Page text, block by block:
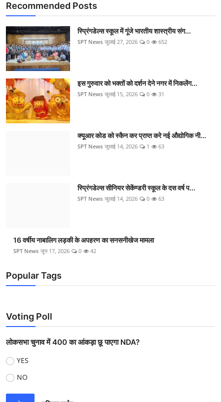
Recommended Posts
स्प्रिंगडेल्स स्कूल में गूंजे भारतीय शास्त्रीय संग...
SPT News जुलाई 27, 2026 0 652
इस गुरुवार को भक्तों को दर्शन देने नगर में निकलेंग...
SPT News जुलाई 15, 2026 0 31
क्यूआर कोड को स्कैन कर प्राप्त करे नई औद्योगिक नी...
SPT News जुलाई 14, 2026 1 63
स्प्रिंगडेल्स सीनियर सेकेंण्डरी स्कूल के दस वर्ष प...
SPT News जुलाई 14, 2026 0 63
16 वर्षीय नाबालिग लड़की के अपहरण का सनसनीखेज मामला
SPT News जून 17, 2026 0 42
Popular Tags
Voting Poll
लोकसभा चुनाव में 400 का आंकड़ा छू पाएगा NDA?
YES
NO